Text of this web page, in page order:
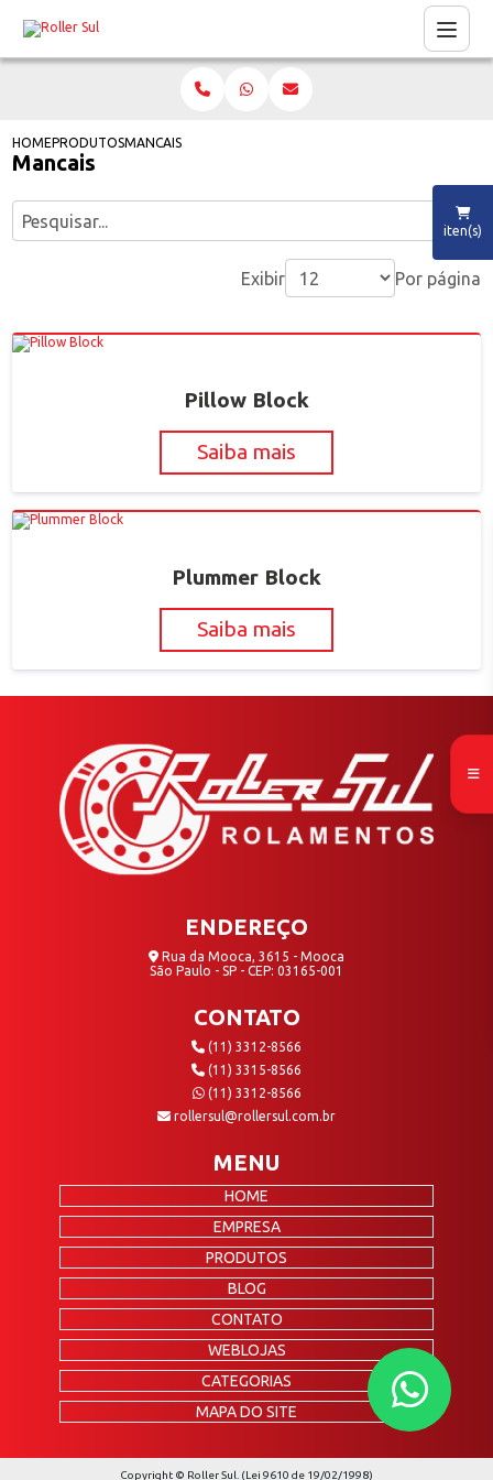
iten(s)
HOMEPRODUTOSMANCAIS
Mancais
Exibir Por página
Pillow Block
Saiba mais
Plummer Block
Saiba mais
ENDEREÇO
Rua da Mooca, 3615 - Mooca
São Paulo - SP - CEP: 03165-001
CONTATO
(11) 3312-8566
(11) 3315-8566
(11) 3312-8566
rollersul@rollersul.com.br
MENU
HOME
EMPRESA
PRODUTOS
BLOG
CONTATO
WEBLOJAS
CATEGORIAS
MAPA DO SITE
Copyright © Roller Sul. (Lei 9610 de 19/02/1998)